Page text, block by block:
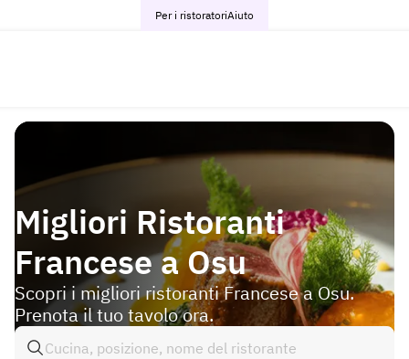
Per i ristoratoriAiuto
Migliori Ristoranti
Francese a Osu
Scopri i migliori ristoranti Francese a Osu.
Prenota il tuo tavolo ora.